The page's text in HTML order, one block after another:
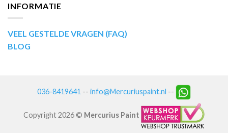
INFORMATIE
VEEL GESTELDE VRAGEN (FAQ)
BLOG
036-8419641 -- info@Mercuriuspaint.nl --
Copyright 2026 © Mercurius Paint